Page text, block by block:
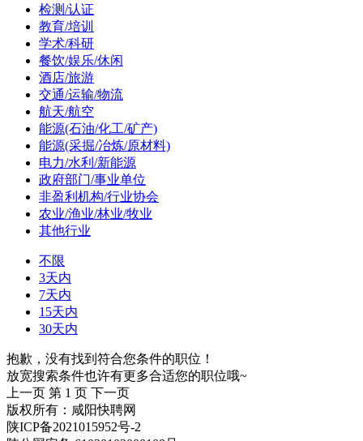
检测/认证
教育/培训
学术/科研
餐饮/娱乐/休闲
酒店/旅游
交通/运输/物流
航天/航空
能源(石油/化工/矿产)
能源(采掘/冶炼/原材料)
电力/水利/新能源
政府部门/事业单位
非盈利机构/行业协会
农业/渔业/林业/牧业
其他行业
不限
3天内
7天内
15天内
30天内
抱歉，没有找到符合您条件的职位！
放宽搜索条件也许有更多合适您的职位哦~
上一页 第 1 页 下一页
版权所有：咸阳快聘网
陕ICP备2021015952号-2